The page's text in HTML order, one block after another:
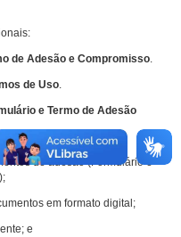
de Adesão e Compromisso.
de Uso.
e Termo de Adesão
de adesão (Formulário e
em formato digital;
e